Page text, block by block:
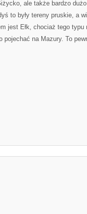
ale także bardzo
to były tereny pruskie, a
jest Ełk, chociaż tego
pojechać na Mazury. To